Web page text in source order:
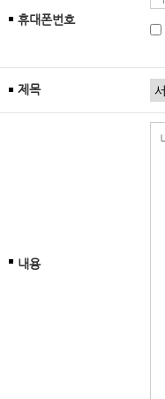
휴대폰번호
제목
내용